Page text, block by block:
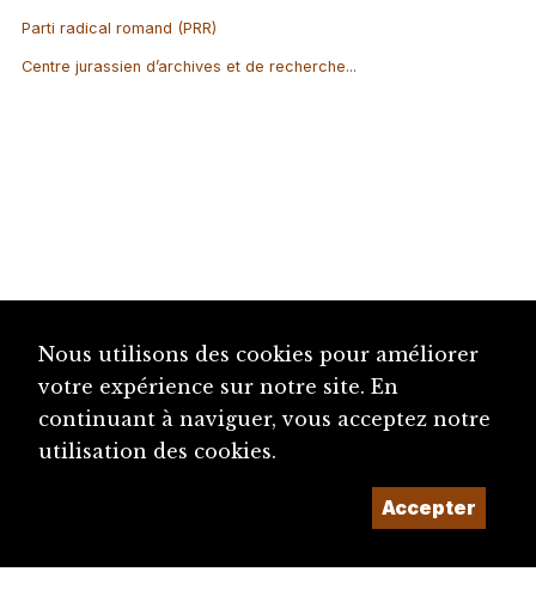
Parti radical romand (PRR)
Centre jurassien d’archives et de recherche...
Nous utilisons des cookies pour améliorer
votre expérience sur notre site. En
continuant à naviguer, vous acceptez notre
utilisation des cookies.
Accepter